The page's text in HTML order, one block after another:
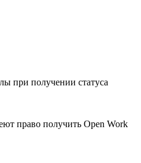
при получении статуса
право получить Open Work